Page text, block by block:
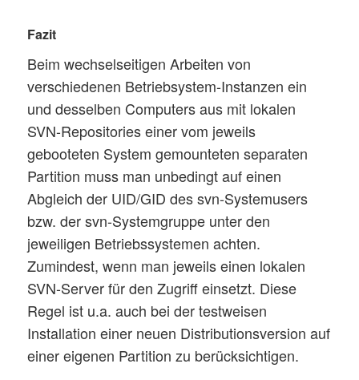
Fazit
Beim wechselseitigen Arbeiten von
verschiedenen Betriebsystem-Instanzen ein
und desselben Computers aus mit lokalen
SVN-Repositories einer vom jeweils
gebooteten System gemounteten separaten
Partition muss man unbedingt auf einen
Abgleich der UID/GID des svn-Systemusers
bzw. der svn-Systemgruppe unter den
jeweiligen Betriebssystemen achten.
Zumindest, wenn man jeweils einen lokalen
SVN-Server für den Zugriff einsetzt. Diese
Regel ist u.a. auch bei der testweisen
Installation einer neuen Distributionsversion auf
einer eigenen Partition zu berücksichtigen.